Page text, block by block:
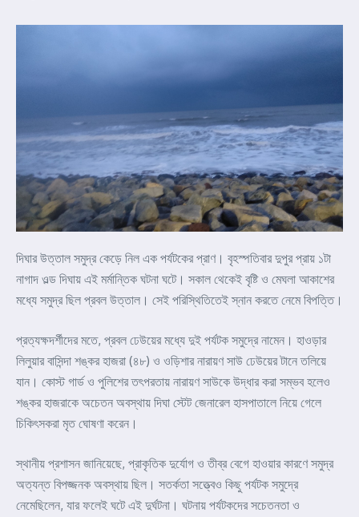
দিঘার উত্তাল সমুদ্র কেড়ে নিল এক পর্যটকের প্রাণ। বৃহস্পতিবার দুপুর প্রায় ১টা
নাগাদ ওল্ড দিঘায় এই মর্মান্তিক ঘটনা ঘটে। সকাল থেকেই বৃষ্টি ও মেঘলা আকাশের
মধ্যে সমুদ্র ছিল প্রবল উত্তাল। সেই পরিস্থিতিতেই স্নান করতে নেমে বিপত্তি।
প্রত্যক্ষদর্শীদের মতে, প্রবল ঢেউয়ের মধ্যে দুই পর্যটক সমুদ্রে নামেন। হাওড়ার
লিলুয়ার বাসিন্দা শঙ্কর হাজরা (৪৮) ও ওড়িশার নারায়ণ সাউ ঢেউয়ের টানে তলিয়ে
যান। কোস্ট গার্ড ও পুলিশের তৎপরতায় নারায়ণ সাউকে উদ্ধার করা সম্ভব হলেও
শঙ্কর হাজরাকে অচেতন অবস্থায় দিঘা স্টেট জেনারেল হাসপাতালে নিয়ে গেলে
চিকিৎসকরা মৃত ঘোষণা করেন।
স্থানীয় প্রশাসন জানিয়েছে, প্রাকৃতিক দুর্যোগ ও তীব্র বেগে হাওয়ার কারণে সমুদ্র
অত্যন্ত বিপজ্জনক অবস্থায় ছিল। সতর্কতা সত্ত্বেও কিছু পর্যটক সমুদ্রে
নেমেছিলেন, যার ফলেই ঘটে এই দুর্ঘটনা। ঘটনায় পর্যটকদের সচেতনতা ও